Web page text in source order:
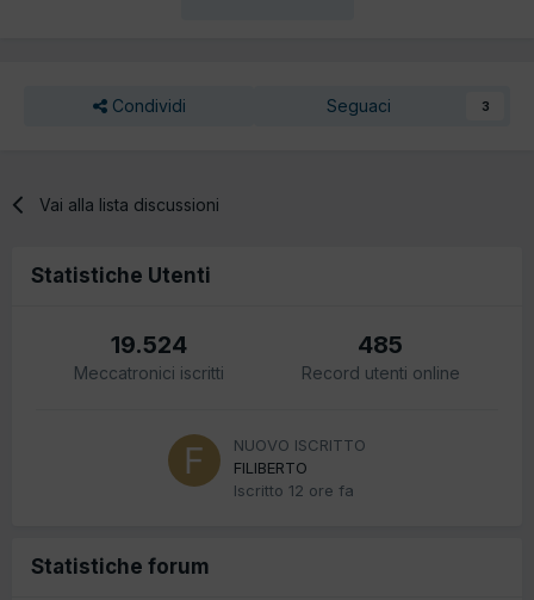
Condividi Seguaci 3
Vai alla lista discussioni
Statistiche Utenti
19.524
Meccatronici iscritti
485
Record utenti online
NUOVO ISCRITTO
FILIBERTO
Iscritto 12 ore fa
Statistiche forum